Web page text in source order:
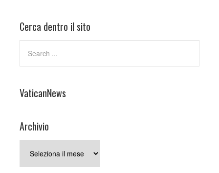
Cerca dentro il sito
VaticanNews
Archivio